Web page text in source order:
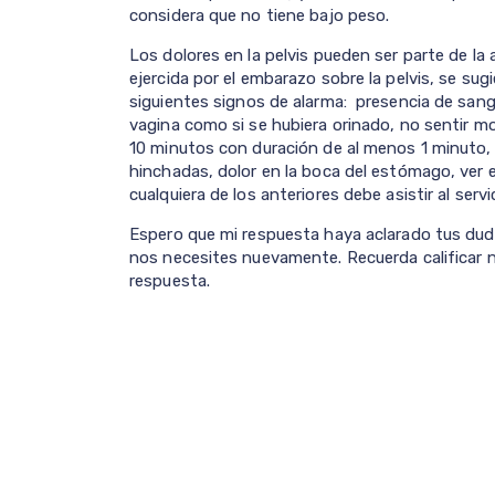
considera que no tiene bajo peso.
Los dolores en la pelvis pueden ser parte de
ejercida por el embarazo sobre la pelvis, se
siguientes signos de alarma: presencia de
vagina como si se hubiera orinado, no sentir
10 minutos con duración de al menos 1
hinchadas, dolor en la boca del estómago,
cualquiera de los anteriores debe asistir al
Espero que mi respuesta haya aclarado tus
nos necesites nuevamente. Recuerda calificar
respuesta.